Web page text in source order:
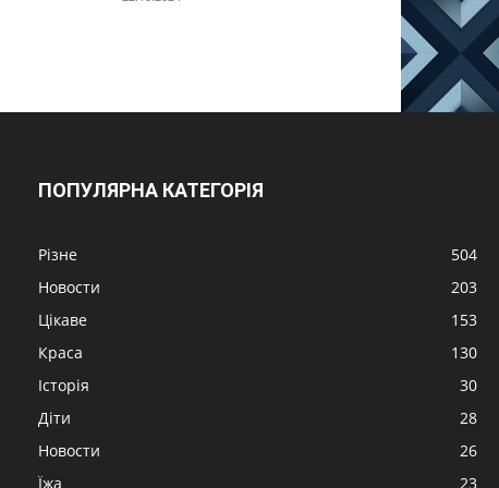
ПОПУЛЯРНА КАТЕГОРІЯ
Різне
504
Новости
203
Цікаве
153
Краса
130
Історія
30
Діти
28
Новости
26
Їжа
23